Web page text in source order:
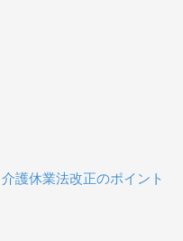
護休業法改正のポイント